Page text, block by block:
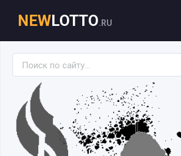
NEWLOTTO.RU